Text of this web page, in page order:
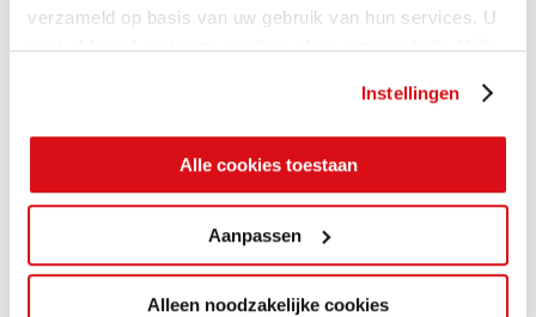
verzameld op basis van uw gebruik van hun services. U
gaat akkoord met onze cookies als u onze website blijft
Instellingen
Alle cookies toestaan
Aanpassen
Alleen noodzakelijke cookies